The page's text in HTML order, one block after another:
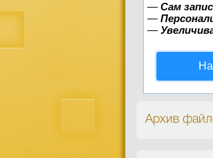
— Сам
—
—
Архив